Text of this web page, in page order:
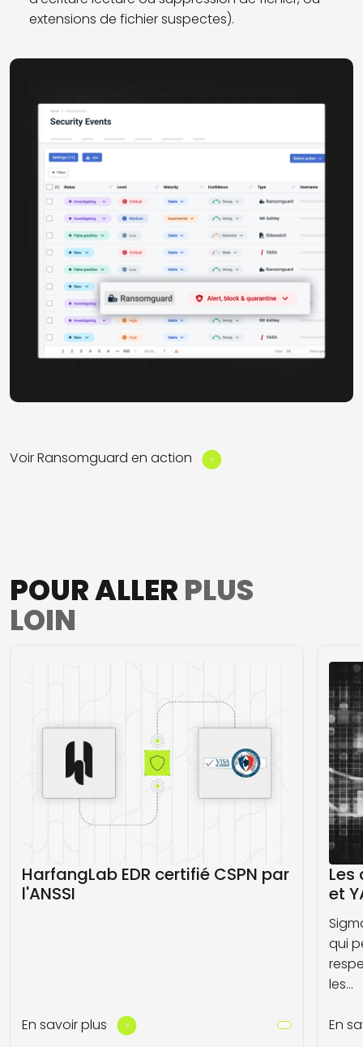
extensions de fichier suspectes).
Voir Ransomguard en action
POUR ALLER PLUS
LOIN
HarfangLab EDR certifié CSPN par
l'ANSSI
En savoir plus
et
qui
les…
En